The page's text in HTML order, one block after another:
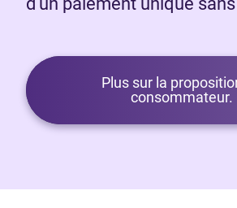
Plus sur la
consommateur.